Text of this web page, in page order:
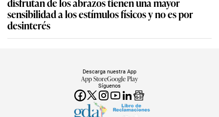
sensibilidad a los estímulos físicos y no es por
desinterés
Síguenos
Descarga nuestra App
App StoreGoogle Play